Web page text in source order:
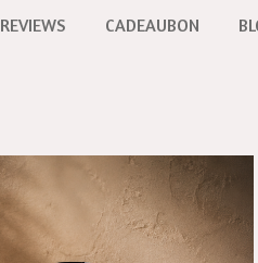
REVIEWS CADEAUBON